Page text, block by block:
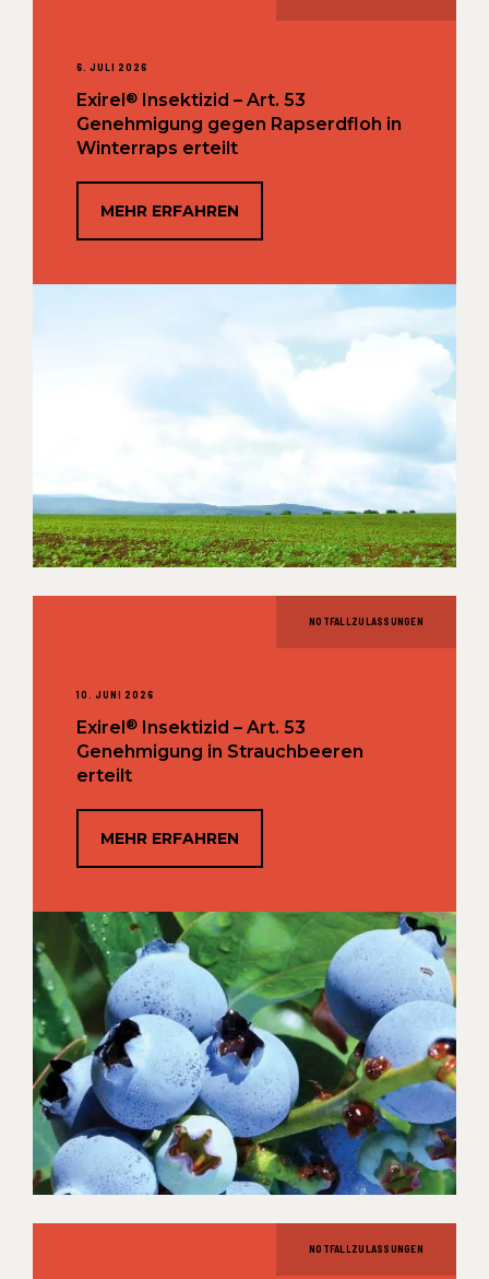
6. JULI 2026
Exirel ®
Insektizid – Art. 53
Genehmigung gegen Rapserdfloh in
Winterraps erteilt
MEHR ERFAHREN
NOTFALLZULASSUNGEN
10. JUNI 2026
Exirel® Insektizid – Art. 53
Genehmigung in Strauchbeeren
erteilt
MEHR ERFAHREN
NOTFALLZULASSUNGEN